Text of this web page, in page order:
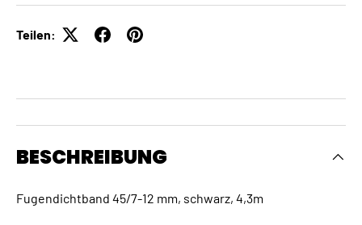
Teilen:
BESCHREIBUNG
Fugendichtband 45/7-12 mm, schwarz, 4,3m